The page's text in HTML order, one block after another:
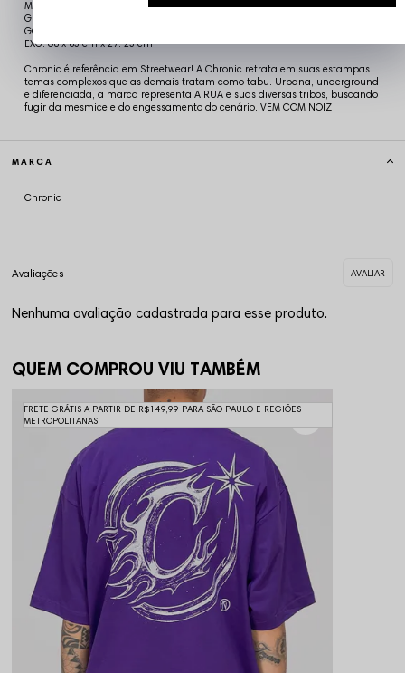
M: 61 x 78 cm x 24:21 cm
G: 64 x 80 cm x 25,5:22 cm
GG: 66 x 82 cm x 26:22 cm
EXG: 68 x 83 cm x 27: 23 cm
Chronic é referência em Streetwear! A Chronic retrata em suas estampas
temas complexos que as demais tratam como tabu. Urbana, underground
e diferenciada, a marca representa A RUA e suas diversas tribos, buscando
fugir da mesmice e do engessamento do cenário. VEM COM NOIZ
MARCA
Chronic
Nenhuma avaliação cadastrada para esse produto.
QUEM COMPROU VIU TAMBÉM
FRETE GRÁTIS A PARTIR DE R$149,99 PARA SÃO PAULO E REGIÕES
METROPOLITANAS